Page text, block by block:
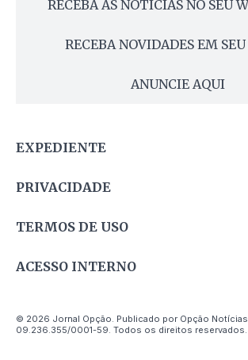
RECEBA AS NOTÍCIAS NO SEU
RECEBA NOVIDADES EM
ANUNCIE AQUI
EXPEDIENTE
PRIVACIDADE
TERMOS DE USO
ACESSO INTERNO
© 2026 Jornal Opção. Publicado por Opção Notícias
09.236.355/0001-59. Todos os direitos reservados.